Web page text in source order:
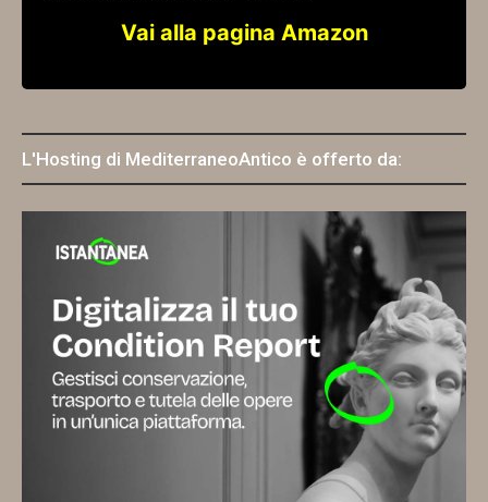
Vai alla pagina Amazon
L'Hosting di MediterraneoAntico è offerto da: